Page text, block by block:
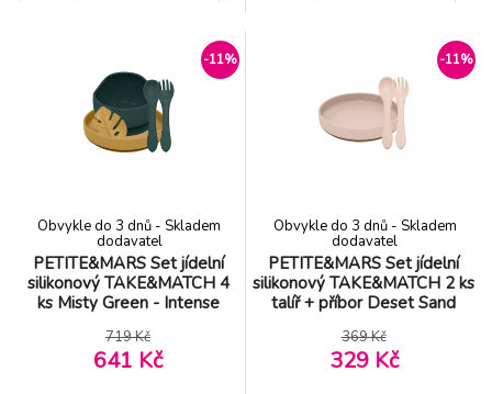
dispozici v barvách
inspirovaných nejnovějšími
trendy a zkomponovány tak,
aby každá barva dokonale
ladila s ostatními. Můžete
dispozici v barvách
inspirovaných nejnovějšími
trendy a zkomponovány tak,
aby každá barva dokonale
ladila s ostatními. Můžete
-11%
PETITE&MARS Set jídelní
silikonový TAKE&MATCH 4
ks Misty Green - Intense
Obvykle do 3 dnů - Skladem
dodavatel
719 Kč
641 Kč
-11%
PETITE&MARS Set jídelní
silikonový TAKE&MATCH 2 ks
talíř + příbor Deset Sand
Obvykle do 3 dnů - Skladem
dodavatel
369 Kč
329 Kč